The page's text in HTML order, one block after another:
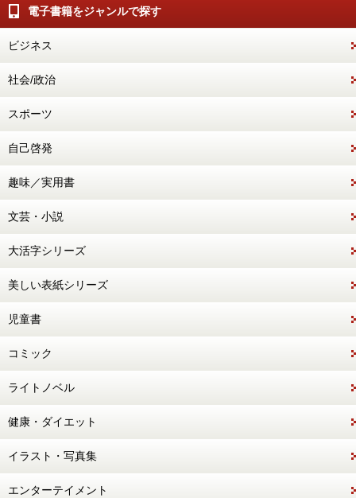
電子書籍をジャンルで探す
ビジネス
社会/政治
スポーツ
自己啓発
趣味／実用書
文芸・小説
大活字シリーズ
美しい表紙シリーズ
児童書
コミック
ライトノベル
健康・ダイエット
イラスト・写真集
エンターテイメント